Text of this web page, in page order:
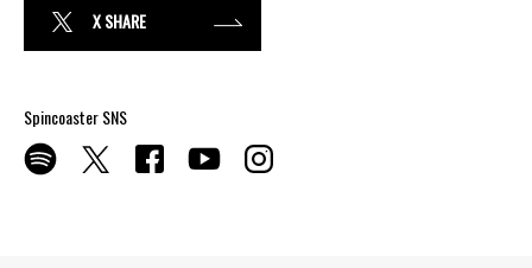
X SHARE
Spincoaster SNS